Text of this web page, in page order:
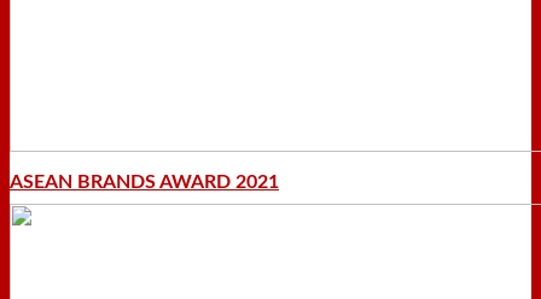
ASEAN BRANDS AWARD 2021